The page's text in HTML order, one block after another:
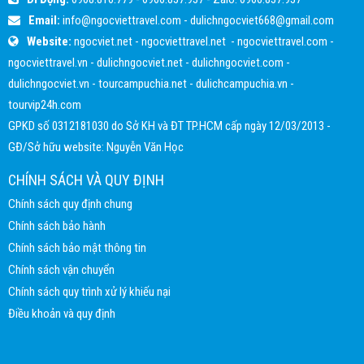
Email: info@ngocviettravel.com - dulichngocviet668@gmail.com
Website: ngocviet.net - ngocviettravel.net - ngocviettravel.com -
ngocviettravel.vn - dulichngocviet.net - dulichngocviet.com -
dulichngocviet.vn - tourcampuchia.net - dulichcampuchia.vn -
tourvip24h.com
GPKD số 0312181030 do Sở KH và ĐT TP.HCM cấp ngày 12/03/2013 -
GĐ/Sở hữu website: Nguyễn Văn Học
CHÍNH SÁCH VÀ QUY ĐỊNH
Chính sách quy định chung
Chính sách bảo hành
Chính sách bảo mật thông tin
Chính sách vận chuyển
Chính sách quy trình xử lý khiếu nại
Điều khoản và quy định